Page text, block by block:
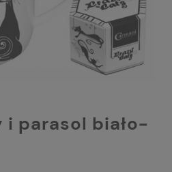
parasol biało-